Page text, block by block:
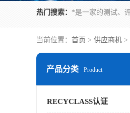
热门搜索：
当前位置： 首页 > 供应商机 >
产品分类 Product
RECYCLASS认证